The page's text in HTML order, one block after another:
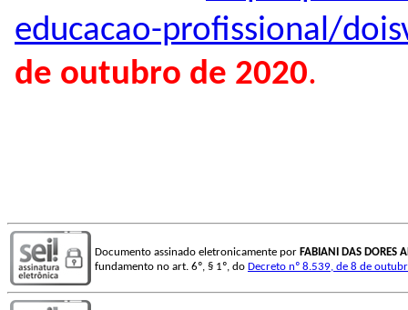
educacao-profissional/
de outubro de 2020.
Documento assinado eletronicamente por FABIANI DAS DORES
fundamento no art. 6º, § 1º, do Decreto nº 8.539, de 8 de